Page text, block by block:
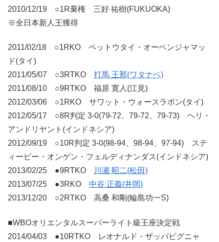
2010/12/19 ○1R棄権 三好 祐樹(FUKUOKA)
※全日本新人王獲得
2011/02/18 ○1RKO ペットウタイ・オーベンジャマッ
ド(タイ)
2011/05/07 ○3RTKO 打馬 王那(ワタナベ)
2011/08/10 ○9RTKO 福原 寛人(江見)
2012/03/06 ○1RKO サワット・ウォースラポン(タイ)
2012/05/17 ○8R判定 3-0(79-72、79-72、79-73) ヘリ・
アンドリヤント(インドネシア)
2012/09/19 ○10R判定 3-0(98-94、98-94、97-94) ステ
ィービー・オンゲン・フェルディナンダス(インドネシア)
2013/02/25 ●9RTKO
川瀬 昭二(松田)
2013/07/25 ●3RKO 中谷 正義(井岡)
2013/12/20 ○2RTKO 高桑 和剛(輪島功一S)
■WBOオリエンタルスーパーライト級王座決定戦
2014/04/03 ●10RTKO レオナルド・ザッパビグニャ